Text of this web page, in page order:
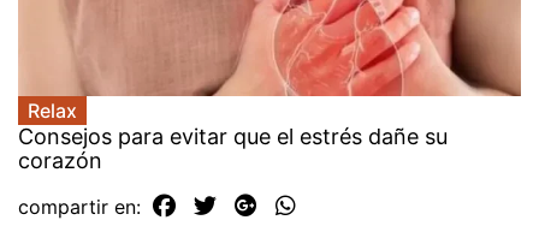
Relax
Consejos para evitar que el estrés dañe su
corazón
compartir en: